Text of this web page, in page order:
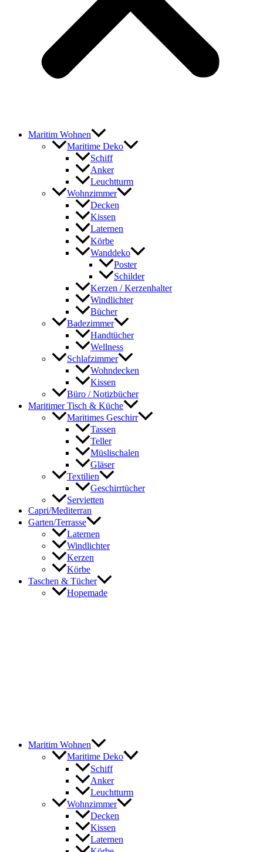
Maritim Wohnen
Maritime Deko
Schiff
Anker
Leuchtturm
Wohnzimmer
Decken
Kissen
Laternen
Körbe
Wanddeko
Poster
Schilder
Kerzen / Kerzenhalter
Windlichter
Bücher
Badezimmer
Handtücher
Wellness
Schlafzimmer
Wohndecken
Kissen
Büro / Notizbücher
Maritimer Tisch & Küche
Maritimes Geschirr
Tassen
Teller
Müslischalen
Gläser
Textilien
Geschirrtücher
Servietten
Capri/Mediterran
Garten/Terrasse
Laternen
Windlichter
Kerzen
Körbe
Taschen & Tücher
Hopemade
Maritim Wohnen
Maritime Deko
Schiff
Anker
Leuchtturm
Wohnzimmer
Decken
Kissen
Laternen